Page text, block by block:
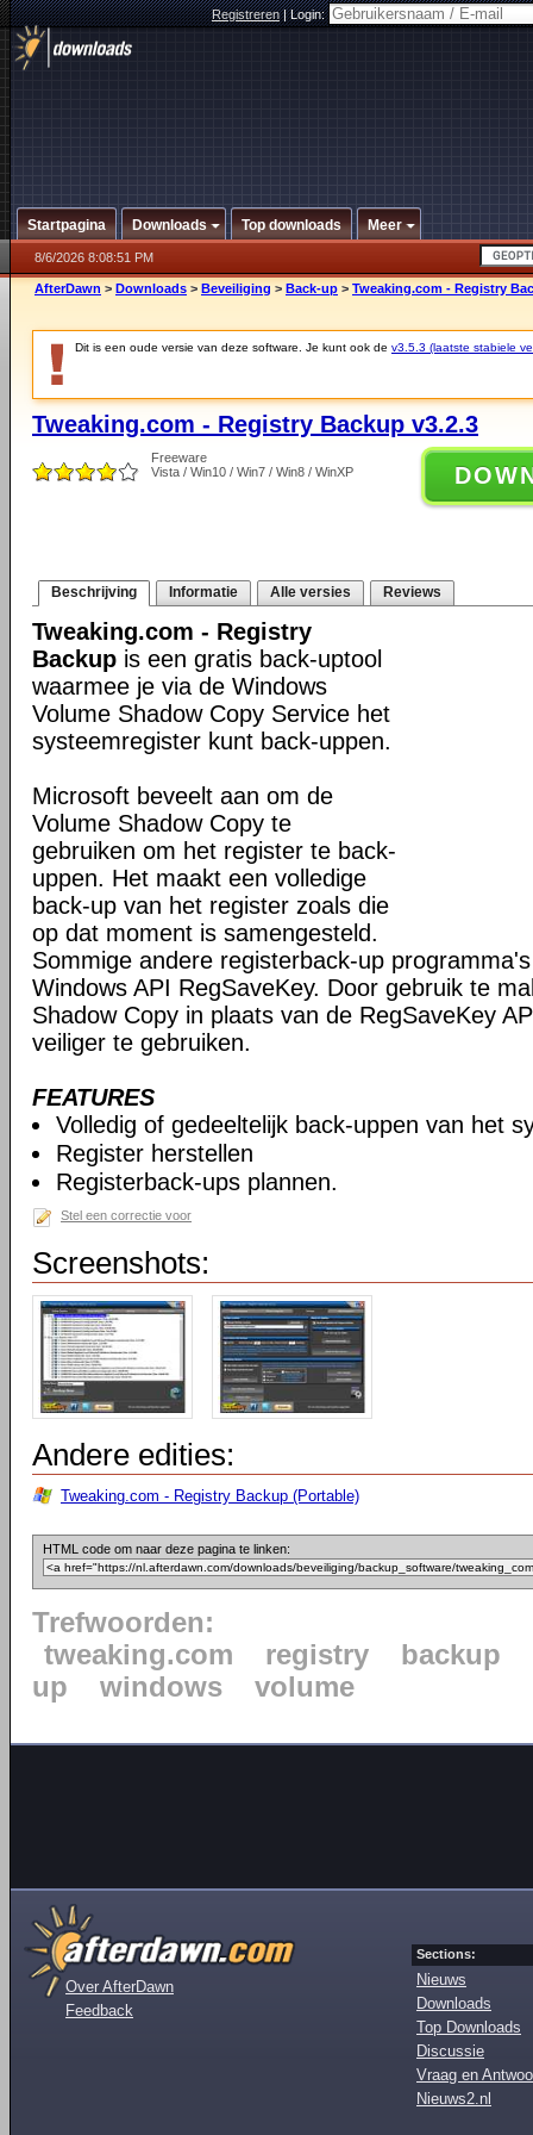
Registreren|Login:
Startpagina Downloads Top downloads Meer
8/6/2026 8:08:51 PM
AfterDawn > Downloads > Beveiliging > Back-up > Tweaking.com - Registry
Dit is een oude versie van deze software. Je kunt ook de v3.5.3 (laatste stabiele
Tweaking.com - Registry Backup v3.2.3
Freeware
Vista / Win10 / Win7 / Win8 / WinXP
Beschrijving Informatie Alle versies Reviews
Tweaking.com - Registry
Backup is een gratis back-uptool
waarmee je via de Windows
Volume Shadow Copy Service het
systeemregister kunt back-uppen.
Microsoft beveelt aan om de
Volume Shadow Copy te
gebruiken om het register te back-
uppen. Het maakt een volledige
back-up van het register zoals die
op dat moment is samengesteld.
Sommige andere registerback-up
Windows API RegSaveKey. Door gebruik te
Shadow Copy in plaats van de RegSaveKey
veiliger te gebruiken.
FEATURES
Volledig of gedeeltelijk back-uppen van het
Register herstellen
Registerback-ups plannen.
Stel een correctie voor
Screenshots:
Andere edities:
Tweaking.com - Registry Backup (Portable)
HTML code om naar deze pagina te linken:
Trefwoorden:
tweaking.com
registry
backup
up
windows volume
Over AfterDawn
Feedback
Sections:
Nieuws
Downloads
Top Downloads
Discussie
Vraag en
Nieuws2.nl